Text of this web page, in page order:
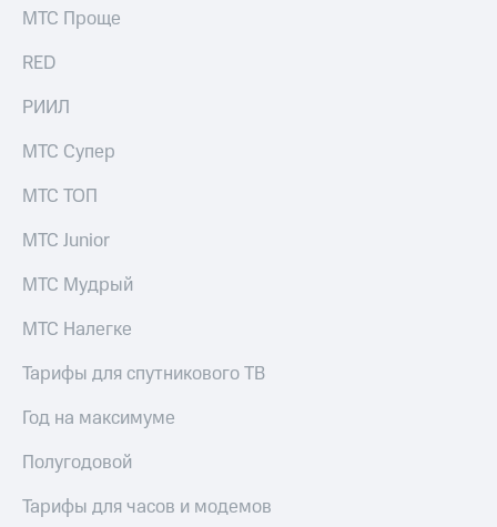
МТС Проще
RED
РИИЛ
МТС Супер
МТС ТОП
МТС Junior
МТС Мудрый
МТС Налегке
Тарифы для спутникового ТВ
Год на максимуме
Полугодовой
Тарифы для часов и модемов